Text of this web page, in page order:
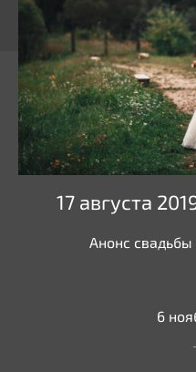
17 августа
Анонс свадьбы
6